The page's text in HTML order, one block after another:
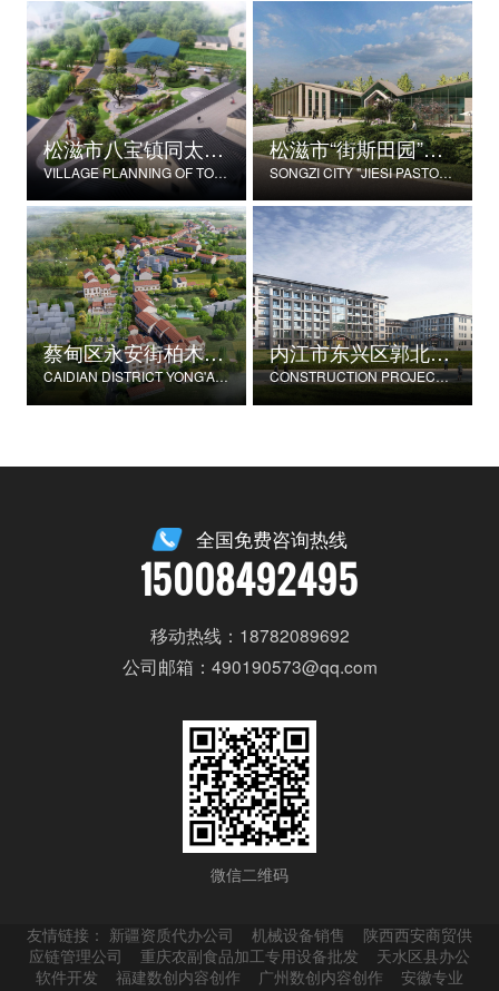
松滋市八宝镇同太湖村村庄规划
VILLAGE PLANNING OF TONGTAIHU VILLAGE, BABAO TOWN, SONGZI CITY
松滋市“街斯田园”美丽乡村示范片建设项目
SONGZI CITY "JIESI PASTORAL" BEAUTIFUL RURAL DEMONSTRATION FILM CONSTRUCTION PROJECT
蔡甸区永安街柏木村郭家庄湾省级美丽乡村试点建设项目
CAIDIAN DISTRICT YONG'AN STREET CYPRESS VILLAGE GUOJIAZHUANG BAY PROVINCIAL BEAUTIFUL VILLAGE PILOT CONSTRUCTION PROJECT
内江市东兴区郭北养老服务中心建设项目
CONSTRUCTION PROJECT OF GUOBEI ELDERLY SERVICE CENTER IN DONGXING DISTRICT, NEIJIANG CITY
全国免费咨询热线
15008492495
移动热线：18782089692
公司邮箱：490190573@qq.com
微信二维码
友情链接： 新疆资质代办公司 机械设备销售
陕西西安商贸供
应链管理公司
重庆农副食品加工专用设备批发
天水区县办公
软件开发
福建数创内容创作 广州数创内容创作
安徽专业